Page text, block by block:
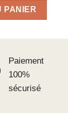
PS07
PANIER
Paiement
100%
sécurisé